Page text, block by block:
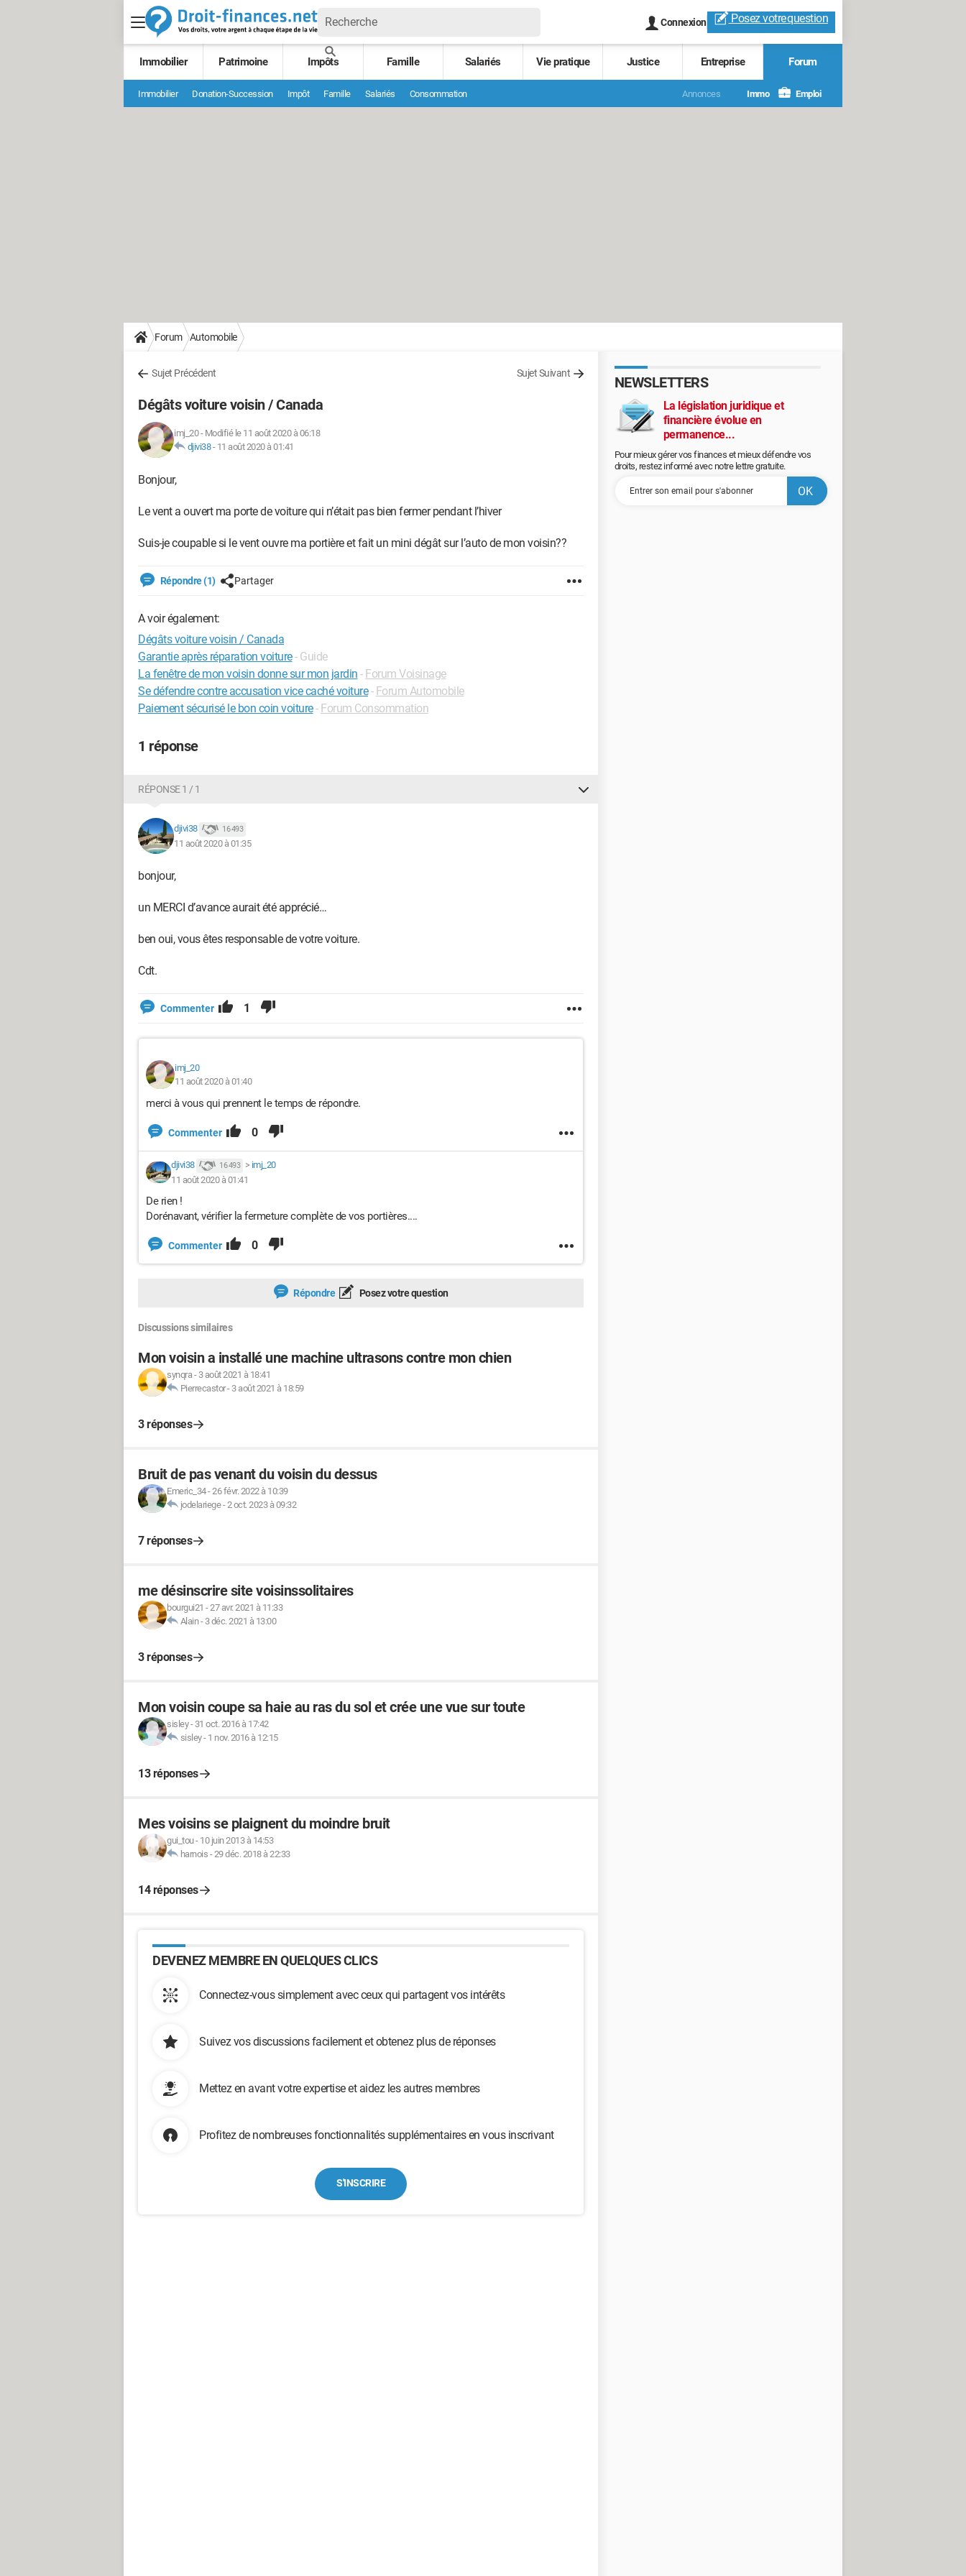
Connexion Posez votrequestion
Immobilier Patrimoine Impôts Famille Salariés Vie pratique Justice Entreprise Forum
Immobilier Donation-Succession Impôt Famille Salariés Consommation Annonces Immo Emploi
Forum Automobile
Sujet Précédent Sujet Suivant
Dégâts voiture voisin / Canada
imj_20- Modifié le 11 août 2020 à 06:18
djivi38- 11 août 2020 à 01:41
Bonjour,
Le vent a ouvert ma porte de voiture qui n’était pas bien fermer pendant l’hiver
Suis-je coupable si le vent ouvre ma portière et fait un mini dégât sur l’auto de mon voisin??
Répondre (1) Partager
A voir également:
Dégâts voiture voisin / Canada
Garantie après réparation voiture- Guide
La fenêtre de mon voisin donne sur mon jardin - Forum Voisinage
Se défendre contre accusation vice caché voiture - Forum Automobile
Paiement sécurisé le bon coin voiture- Forum Consommation
1 réponse
RÉPONSE 1 / 1
djivi38 16 493
11 août 2020 à 01:35
bonjour,
un MERCI d’avance aurait été apprécié…
ben oui, vous êtes responsable de votre voiture.
Cdt.
Commenter 1
imj_20
11 août 2020 à 01:40
merci à vous qui prennent le temps de répondre.
Commenter 0
djivi38 16 493 > imj_20
11 août 2020 à 01:41
De rien !
Dorénavant, vérifier la fermeture complète de vos portières....
Commenter 0
Répondre Posez votre question
Discussions similaires
Mon voisin a installé une machine ultrasons contre mon chien
synqra - 3 août 2021 à 18:41
Pierrecastor- 3 août 2021 à 18:59
3 réponses
Bruit de pas venant du voisin du dessus
Emeric_34-26 févr. 2022 à 10:39
jodelariege-2 oct. 2023 à 09:32
7 réponses
me désinscrire site voisinssolitaires
bourgui21 -27 avr. 2021 à 11:33
Alain- 3 déc. 2021 à 13:00
3 réponses
Mon voisin coupe sa haie au ras du sol et crée une vue sur toute
sisley- 31 oct. 2016 à 17:42
sisley- 1 nov. 2016 à 12:15
13 réponses
Mes voisins se plaignent du moindre bruit
gui_tou- 10 juin 2013 à 14:53
harnois -29 déc. 2018 à 22:33
14 réponses
DEVENEZ MEMBRE EN QUELQUES CLICS
Connectez-vous simplement avec ceux qui partagent vos intérêts
Suivez vos discussions facilement et obtenez plus de réponses
Mettez en avant votre expertise et aidez les autres membres
Profitez de nombreuses fonctionnalités supplémentaires en vous inscrivant
S'INSCRIRE
NEWSLETTERS
La législation juridique et
financière évolue en
permanence...
Pour mieux gérer vos finances et mieux défendre vos
droits, restez informé avec notre lettre gratuite.